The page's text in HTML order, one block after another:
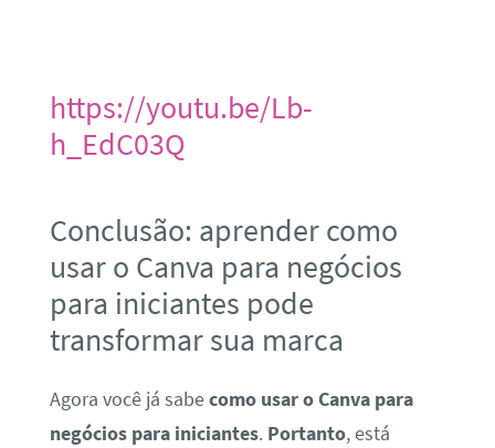
https://youtu.be/Lb-
h_EdC03Q
Conclusão: aprender como
usar o Canva para negócios
para iniciantes pode
transformar sua marca
Agora você já sabecomo usar o Canva para
negócios para iniciantes. Portanto, está